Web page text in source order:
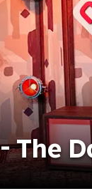
The